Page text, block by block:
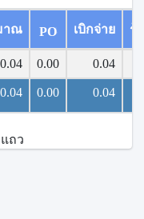
าณ PO เบิกจ่าย ร้
0.04 0.00 0.04
0.04 0.00 0.04
ถว